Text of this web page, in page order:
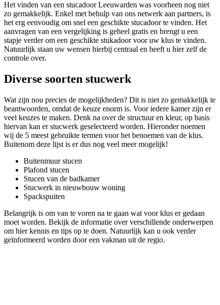
Het vinden van een stucadoor Leeuwarden was voorheen nog niet
zo gemakkelijk. Enkel met behulp van ons netwerk aan partners, is
het erg eenvoudig om snel een geschikte stucadoor te vinden. Het
aanvragen van een vergelijking is geheel gratis en brengt u een
stapje verder om een geschikte stukadoor voor uw klus te vinden.
Natuurlijk staan uw wensen hierbij centraal en heeft u hier zelf de
controle over.
Diverse soorten stucwerk
Wat zijn nou precies de mogelijkheden? Dit is niet zo gemakkelijk te
beantwoorden, omdat de keuze enorm is. Voor iedere kamer zijn er
veel keuzes te maken. Denk na over de structuur en kleur, op basis
hiervan kan er stucwerk geselecteerd worden. Hieronder noemen
wij de 5 meest gebruikte termen voor het benoemen van de klus.
Buitenom deze lijst is er dus nog veel meer mogelijk!
Buitenmuur stucen
Plafond stucen
Stucen van de badkamer
Stucwerk in nieuwbouw woning
Spackspuiten
Belangrijk is om van te voren na te gaan wat voor klus er gedaan
moet worden. Bekijk de informatie over verschillende onderwerpen
om hier kennis en tips op te doen. Natuurlijk kan u ook verder
geïnformeerd worden door een vakman uit de regio.